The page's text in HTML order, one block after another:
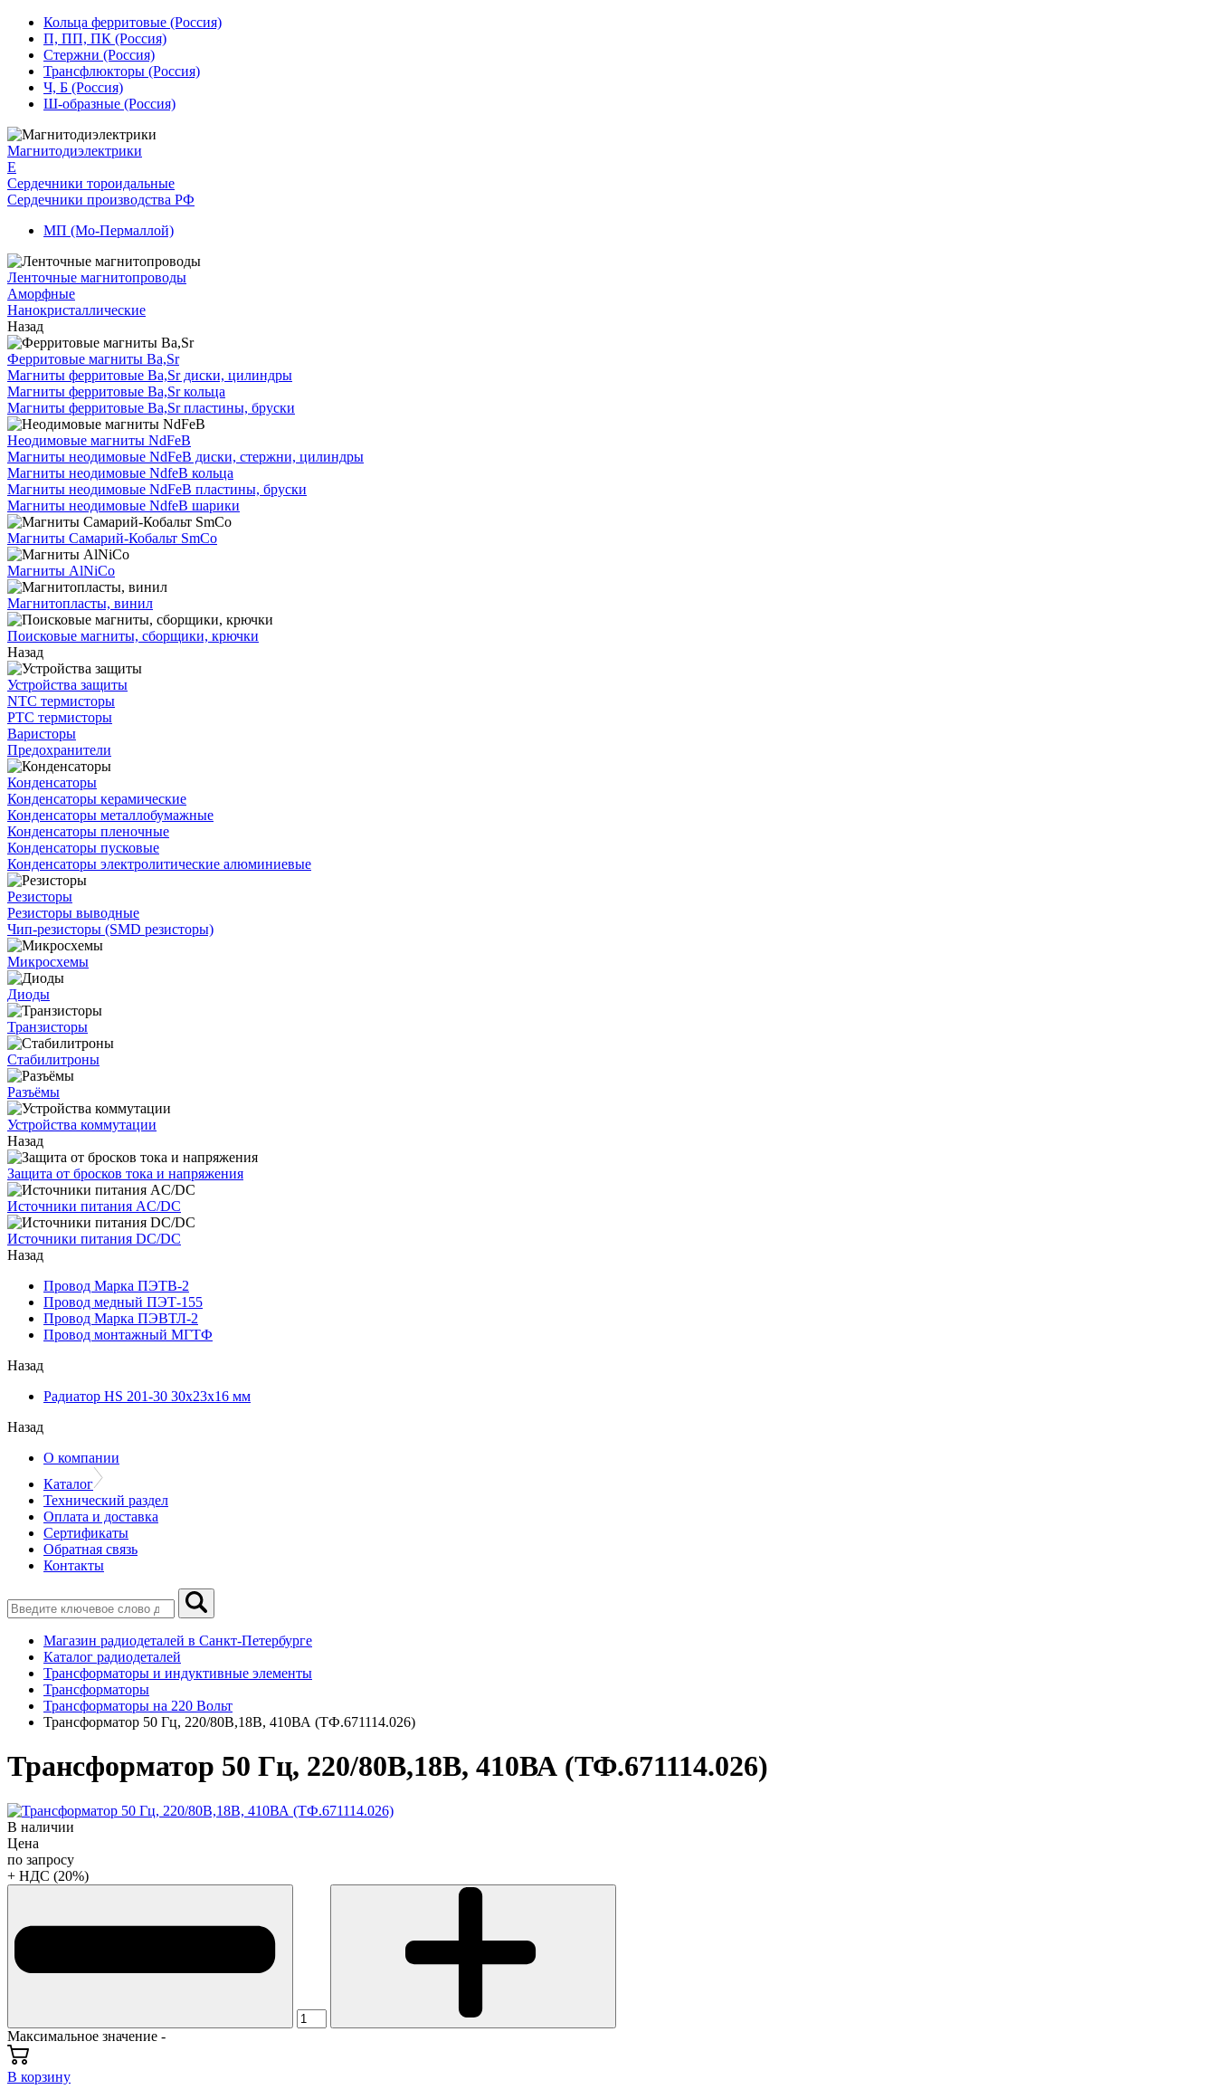
Кольца ферритовые (Россия)
П, ПП, ПК (Россия)
Стержни (Россия)
Трансфлюкторы (Россия)
Ч, Б (Россия)
Ш-образные (Россия)
Магнитодиэлектрики
E
Сердечники тороидальные
Сердечники производства РФ
МП (Мо-Пермаллой)
Ленточные магнитопроводы
Аморфные
Нанокристаллические
Назад
Ферритовые магниты Ba,Sr
Магниты ферритовые Ba,Sr диски, цилиндры
Магниты ферритовые Ba,Sr кольца
Магниты ферритовые Ba,Sr пластины, бруски
Неодимовые магниты NdFeB
Магниты неодимовые NdFeB диски, стержни, цилиндры
Магниты неодимовые NdfeB кольца
Магниты неодимовые NdFeB пластины, бруски
Магниты неодимовые NdfeB шарики
Магниты Самарий-Кобальт SmCo
Магниты AlNiCo
Магнитопласты, винил
Поисковые магниты, сборщики, крючки
Назад
Устройства защиты
NTC термисторы
PTC термисторы
Варисторы
Предохранители
Конденсаторы
Конденсаторы керамические
Конденсаторы металлобумажные
Конденсаторы пленочные
Конденсаторы пусковые
Конденсаторы электролитические алюминиевые
Резисторы
Резисторы выводные
Чип-резисторы (SMD резисторы)
Микросхемы
Диоды
Транзисторы
Стабилитроны
Разъёмы
Устройства коммутации
Назад
Защита от бросков тока и напряжения
Источники питания AC/DC
Источники питания DC/DC
Назад
Провод Марка ПЭТВ-2
Провод медный ПЭТ-155
Провод Марка ПЭВТЛ-2
Провод монтажный МГТФ
Назад
Радиатор HS 201-30 30х23х16 мм
Назад
О компании
Каталог
Технический раздел
Оплата и доставка
Сертификаты
Обратная связь
Контакты
Магазин радиодеталей в Санкт-Петербурге
Каталог радиодеталей
Трансформаторы и индуктивные элементы
Трансформаторы
Трансформаторы на 220 Вольт
Трансформатор 50 Гц, 220/80В,18В, 410ВА (ТФ.671114.026)
Трансформатор 50 Гц, 220/80В,18В, 410ВА (ТФ.671114.026)
В наличии
Цена
по запросу
+ НДС (20%)
Максимальное значение -
В корзину